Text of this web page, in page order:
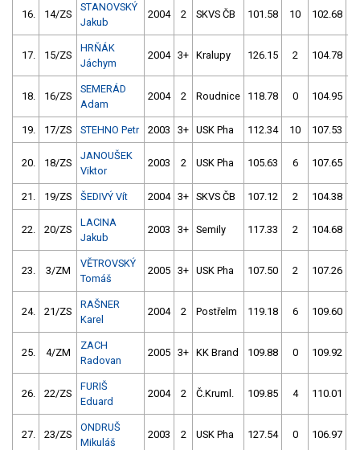
16. 14/ZS
STANOVSKÝ
Jakub
2004 2 SKVS ČB 101.58 10 102.68
17. 15/ZS
HRŇÁK
Jáchym
2004 3+ Kralupy 126.15 2 104.78
18. 16/ZS
SEMERÁD
Adam
2004 2 Roudnice 118.78 0 104.95
19. 17/ZS STEHNO Petr 2003 3+ USK Pha 112.34 10 107.53
20. 18/ZS
JANOUŠEK
Viktor
2003 2 USK Pha 105.63 6 107.65
21. 19/ZS ŠEDIVÝ Vít 2004 3+ SKVS ČB 107.12 2 104.38
22. 20/ZS
LACINA
Jakub
2003 3+ Semily 117.33 2 104.68
23. 3/ZM
VĚTROVSKÝ
Tomáš
2005 3+ USK Pha 107.50 2 107.26
24. 21/ZS
RAŠNER
Karel
2004 2 Postřelm 119.18 6 109.60
25. 4/ZM
ZACH
Radovan
2005 3+ KK Brand 109.88 0 109.92
26. 22/ZS
FURIŠ
Eduard
2004 2 Č.Kruml. 109.85 4 110.01
27. 23/ZS
ONDRUŠ
Mikuláš
2003 2 USK Pha 127.54 0 106.97